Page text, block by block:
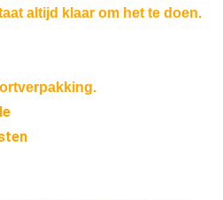
altijd klaar om het te doen.